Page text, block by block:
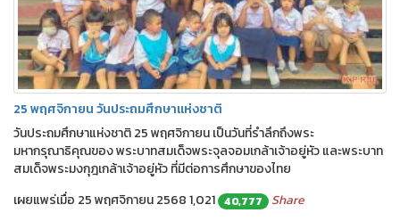
25 พฤศจิกายน วันประถมศึกษาแห่งชาติ
วันประถมศึกษาแห่งชาติ 25 พฤศจิกายน เป็นวันที่รำลึกถึงพระ
มหากรุณาธิคุณของ พระบาทสมเด็จพระจุลจอมเกล้าเจ้าอยู่หัว และพระบาท
สมเด็จพระมงกุฎเกล้าเจ้าอยู่หัว ที่มีต่อการศึกษาของไทย
เผยแพร่เมื่อ 25 พฤศจิกายน 25681,021 40,777 Share